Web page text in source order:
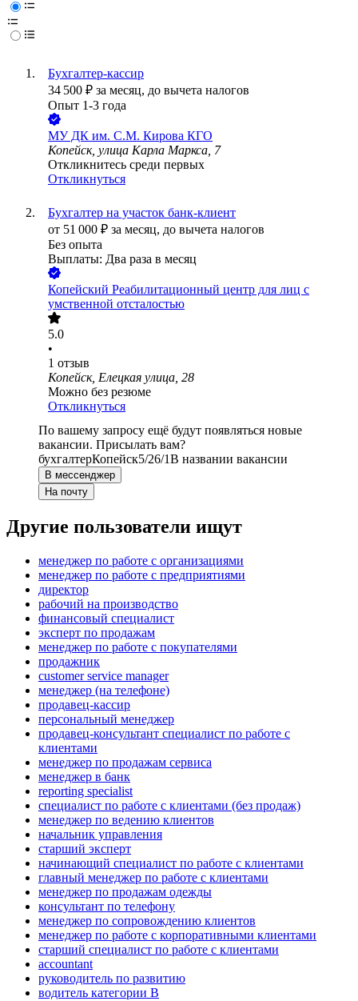
Бухгалтер-кассир
34 500 ₽ за месяц, до вычета налогов
Опыт 1-3 года
МУ ДК им. С.М. Кирова КГО
Копейск, улица Карла Маркса, 7
Откликнитесь среди первых
Откликнуться
Бухгалтер на участок банк-клиент
от 51 000 ₽ за месяц, до вычета налогов
Без опыта
Выплаты: Два раза в месяц
Копейский Реабилитационный центр для лиц с
умственной отсталостью
5.0
•
1 отзыв
Копейск, Елецкая улица, 28
Можно без резюме
Откликнуться
По вашему запросу ещё будут появляться новые
вакансии. Присылать вам?
бухгалтерКопейск5/26/1В названии вакансии
В мессенджер
На почту
Другие пользователи ищут
менеджер по работе с организациями
менеджер по работе с предприятиями
директор
рабочий на производство
финансовый специалист
эксперт по продажам
менеджер по работе с покупателями
продажник
customer service manager
менеджер (на телефоне)
продавец-кассир
персональный менеджер
продавец-консультант специалист по работе с
клиентами
менеджер по продажам сервиса
менеджер в банк
reporting specialist
специалист по работе с клиентами (без продаж)
менеджер по ведению клиентов
начальник управления
старший эксперт
начинающий специалист по работе с клиентами
главный менеджер по работе с клиентами
менеджер по продажам одежды
консультант по телефону
менеджер по сопровождению клиентов
менеджер по работе с корпоративными клиентами
старший специалист по работе с клиентами
accountant
руководитель по развитию
водитель категории B